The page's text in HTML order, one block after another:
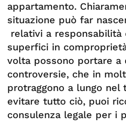
appartamento.
situazione può far
relativi a responsabilità
superfici in
volta possono portare a
controversie, che in
protraggono a lungo nel
evitare tutto ciò, puoi
consulenza legale per i